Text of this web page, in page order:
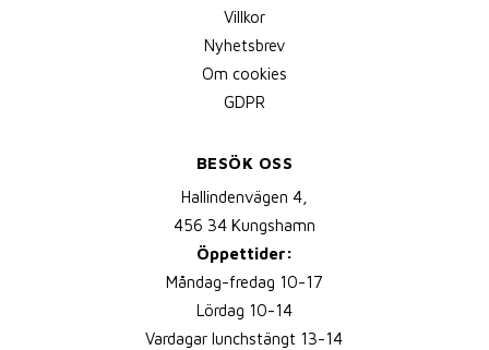
Villkor
Nyhetsbrev
Om cookies
GDPR
BESÖK OSS
Hallindenvägen 4,
456 34 Kungshamn
Öppettider:
Måndag-fredag 10-17
Lördag 10-14
Vardagar lunchstängt 13-14